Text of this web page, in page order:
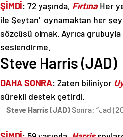
ŞİMDİ: 72 yaşında, FırtınaHer
ile Şeytan’ı oynamaktan her
sözcüsü olmak. Ayrıca
seslendirme.
Steve Harris (JAD)
DAHA SONRA: Zaten biliniyor
sürekli destek getirdi.
Steve Harris (JAD)Sonra: “Jad